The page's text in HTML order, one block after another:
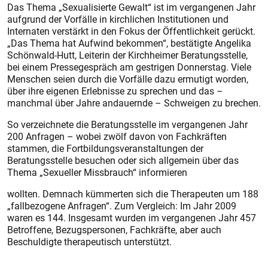
Das Thema „Sexualisierte Gewalt“ ist im vergangenen Jahr
aufgrund der Vorfälle in kirchlichen Institutionen und
Internaten verstärkt in den Fokus der Öffentlichkeit gerückt.
„Das Thema hat Aufwind bekommen“, bestätigte Angelika
Schönwald-Hutt, Leiterin der Kirchheimer Beratungsstelle,
bei einem Pressegespräch am ges­trigen Donnerstag. Viele
Menschen seien durch die Vorfälle dazu ermutigt worden,
über ihre eigenen Erlebnisse zu sprechen und das –
manchmal über Jahre andauernde – Schweigen zu brechen.
So verzeichnete die Beratungsstelle im vergangenen Jahr
200 Anfragen – wobei zwölf davon von Fachkräften
stammen, die Fortbildungsveranstaltungen der
Beratungsstelle besuchen oder sich allgemein über das
Thema „Sexueller Missbrauch“ informieren
wollten. Demnach kümmerten sich die Therapeuten um 188
„fallbezogene Anfragen“. Zum Vergleich: Im Jahr 2009
waren es 144. Insgesamt wurden im vergangenen Jahr 457
Betroffene, Bezugspersonen, Fachkräfte, aber auch
Beschuldigte therapeutisch unterstützt.